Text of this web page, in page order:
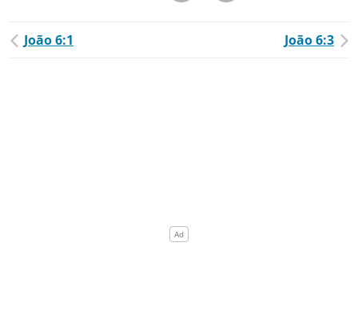
João 6:1 João 6:3